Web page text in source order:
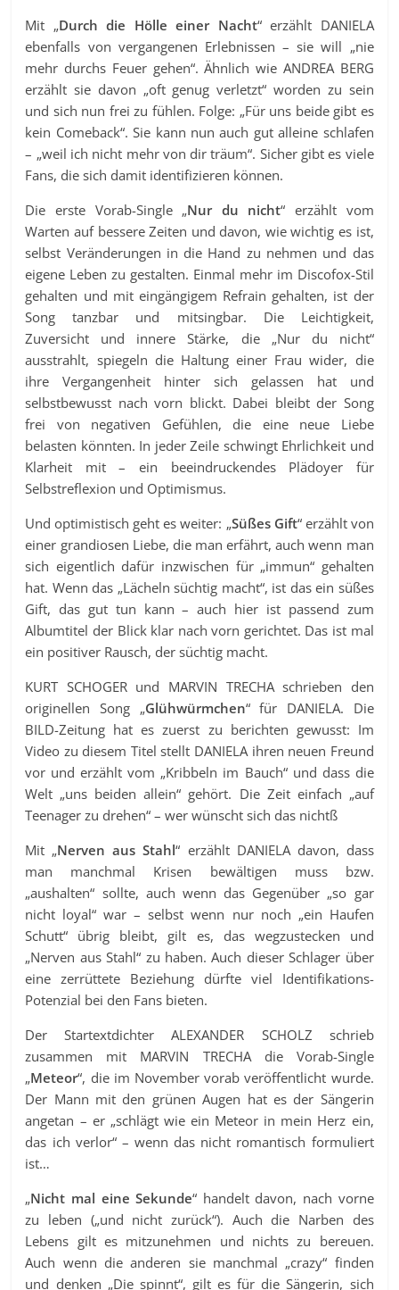
Mit „Durch die Hölle einer Nacht“ erzählt DANIELA
ebenfalls von vergangenen Erlebnissen – sie will „nie
mehr durchs Feuer gehen“. Ähnlich wie ANDREA BERG
erzählt sie davon „oft genug verletzt“ worden zu sein
und sich nun frei zu fühlen. Folge: „Für uns beide gibt es
kein Comeback“. Sie kann nun auch gut alleine schlafen
– „weil ich nicht mehr von dir träum“. Sicher gibt es viele
Fans, die sich damit identifizieren können.
Die erste Vorab-Single „Nur du nicht“ erzählt vom
Warten auf bessere Zeiten und davon, wie wichtig es ist,
selbst Veränderungen in die Hand zu nehmen und das
eigene Leben zu gestalten. Einmal mehr im Discofox-Stil
gehalten und mit eingängigem Refrain gehalten, ist der
Song tanzbar und mitsingbar. Die Leichtigkeit,
Zuversicht und innere Stärke, die „Nur du nicht“
ausstrahlt, spiegeln die Haltung einer Frau wider, die
ihre Vergangenheit hinter sich gelassen hat und
selbstbewusst nach vorn blickt. Dabei bleibt der Song
frei von negativen Gefühlen, die eine neue Liebe
belasten könnten. In jeder Zeile schwingt Ehrlichkeit und
Klarheit mit – ein beeindruckendes Plädoyer für
Selbstreflexion und Optimismus.
Und optimistisch geht es weiter: „Süßes Gift“ erzählt von
einer grandiosen Liebe, die man erfährt, auch wenn man
sich eigentlich dafür inzwischen für „immun“ gehalten
hat. Wenn das „Lächeln süchtig macht“, ist das ein süßes
Gift, das gut tun kann – auch hier ist passend zum
Albumtitel der Blick klar nach vorn gerichtet. Das ist mal
ein positiver Rausch, der süchtig macht.
KURT SCHOGER und MARVIN TRECHA schrieben den
originellen Song „Glühwürmchen“ für DANIELA. Die
BILD-Zeitung hat es zuerst zu berichten gewusst: Im
Video zu diesem Titel stellt DANIELA ihren neuen Freund
vor und erzählt vom „Kribbeln im Bauch“ und dass die
Welt „uns beiden allein“ gehört. Die Zeit einfach „auf
Teenager zu drehen“ – wer wünscht sich das nichtß
Mit „Nerven aus Stahl“ erzählt DANIELA davon, dass
man manchmal Krisen bewältigen muss bzw.
„aushalten“ sollte, auch wenn das Gegenüber „so gar
nicht loyal“ war – selbst wenn nur noch „ein Haufen
Schutt“ übrig bleibt, gilt es, das wegzustecken und
„Nerven aus Stahl“ zu haben. Auch dieser Schlager über
eine zerrüttete Beziehung dürfte viel Identifikations-
Potenzial bei den Fans bieten.
Der Startextdichter ALEXANDER SCHOLZ schrieb
zusammen mit MARVIN TRECHA die Vorab-Single
„Meteor“, die im November vorab veröffentlicht wurde.
Der Mann mit den grünen Augen hat es der Sängerin
angetan – er „schlägt wie ein Meteor in mein Herz ein,
das ich verlor“ – wenn das nicht romantisch formuliert
ist…
„Nicht mal eine Sekunde“ handelt davon, nach vorne
zu leben („und nicht zurück“). Auch die Narben des
Lebens gilt es mitzunehmen und nichts zu bereuen.
Auch wenn die anderen sie manchmal „crazy“ finden
und denken „Die spinnt“, gilt es für die Sängerin, sich